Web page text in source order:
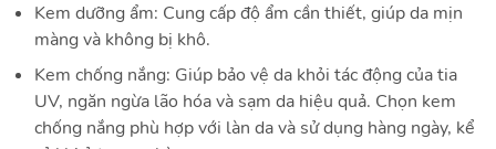
Kem dưỡng ẩm: Cung cấp độ ẩm cần thiết, giúp da mịn
màng và không bị khô.
Kem chống nắng: Giúp bảo vệ da khỏi tác động của tia
UV, ngăn ngừa lão hóa và sạm da hiệu quả. Chọn kem
chống nắng phù hợp với làn da và sử dụng hàng ngày, kể